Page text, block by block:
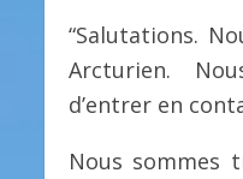
“Salutations.
Arcturien.
d’entrer en
Nous sommes